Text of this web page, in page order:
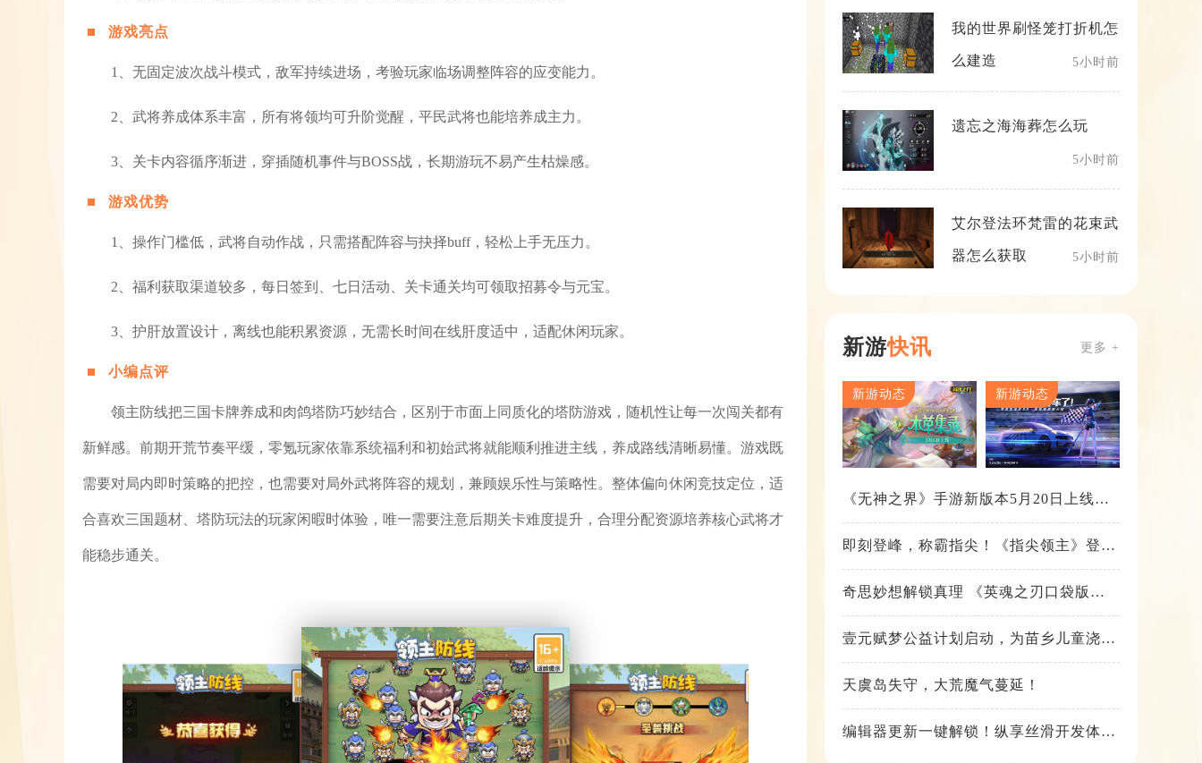
游戏亮点
1、无固定波次战斗模式，敌军持续进场，考验玩家临场调整阵容的应变能力。
2、武将养成体系丰富，所有将领均可升阶觉醒，平民武将也能培养成主力。
3、关卡内容循序渐进，穿插随机事件与BOSS战，长期游玩不易产生枯燥感。
游戏优势
1、操作门槛低，武将自动作战，只需搭配阵容与抉择buff，轻松上手无压力。
2、福利获取渠道较多，每日签到、七日活动、关卡通关均可领取招募令与元宝。
3、护肝放置设计，离线也能积累资源，无需长时间在线肝度适中，适配休闲玩家。
小编点评
领主防线把三国卡牌养成和肉鸽塔防巧妙结合，区别于市面上同质化的塔防游戏，随机性让每一次闯关都有
新鲜感。前期开荒节奏平缓，零氪玩家依靠系统福利和初始武将就能顺利推进主线，养成路线清晰易懂。游戏既
需要对局内即时策略的把控，也需要对局外武将阵容的规划，兼顾娱乐性与策略性。整体偏向休闲竞技定位，适
合喜欢三国题材、塔防玩法的玩家闲暇时体验，唯一需要注意后期关卡难度提升，合理分配资源培养核心武将才
能稳步通关。
我的世界刷怪笼打折机怎
么建造 5小时前
遗忘之海海葬怎么玩
5小时前
艾尔登法环梵雷的花束武
器怎么获取 5小时前
新游快讯 更多 +
新游动态 新游动态
《无神之界》手游新版本5月20日上线，
即刻登峰，称霸指尖！《指尖领主》登峰
奇思妙想解锁真理 《英魂之刃口袋版》
壹元赋梦公益计划启动，为苗乡儿童浇筑
天虞岛失守，大荒魔气蔓延！
编辑器更新一键解锁！纵享丝滑开发体